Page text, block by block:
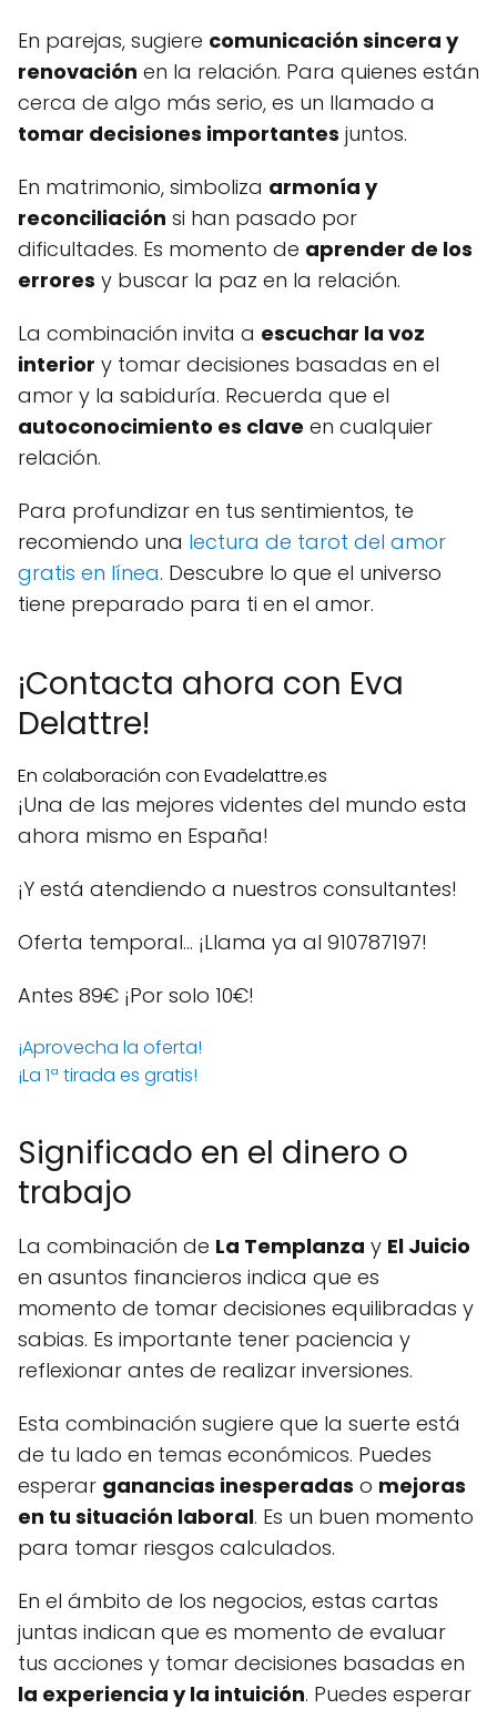
En parejas, sugiere comunicación sincera y
renovación en la relación. Para quienes están
cerca de algo más serio, es un llamado a
tomar decisiones importantes juntos.
En matrimonio, simboliza armonía y
reconciliación si han pasado por
dificultades. Es momento de aprender de los
errores y buscar la paz en la relación.
La combinación invita a escuchar la voz
interior y tomar decisiones basadas en el
amor y la sabiduría. Recuerda que el
autoconocimiento es clave en cualquier
relación.
Para profundizar en tus sentimientos, te
recomiendo una lectura de tarot del amor
gratis en línea. Descubre lo que el universo
tiene preparado para ti en el amor.
¡Contacta ahora con Eva
Delattre!
En colaboración con Evadelattre.es
¡Una de las mejores videntes del mundo esta
ahora mismo en España!
¡Y está atendiendo a nuestros consultantes!
Oferta temporal… ¡Llama ya al 910787197!
Antes 89€ ¡Por solo 10€!
¡Aprovecha la oferta!
¡La 1ª tirada es gratis!
Significado en el dinero o
trabajo
La combinación de La Templanza y El Juicio
en asuntos financieros indica que es
momento de tomar decisiones equilibradas y
sabias. Es importante tener paciencia y
reflexionar antes de realizar inversiones.
Esta combinación sugiere que la suerte está
de tu lado en temas económicos. Puedes
esperar ganancias inesperadas o mejoras
en tu situación laboral. Es un buen momento
para tomar riesgos calculados.
En el ámbito de los negocios, estas cartas
juntas indican que es momento de evaluar
tus acciones y tomar decisiones basadas en
la experiencia y la intuición. Puedes esperar